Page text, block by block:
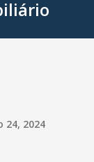
24, 2024